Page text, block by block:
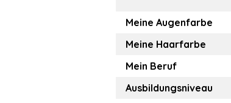
Meine Augenfarbe
Meine Haarfarbe
Mein Beruf
Ausbildungsniveau